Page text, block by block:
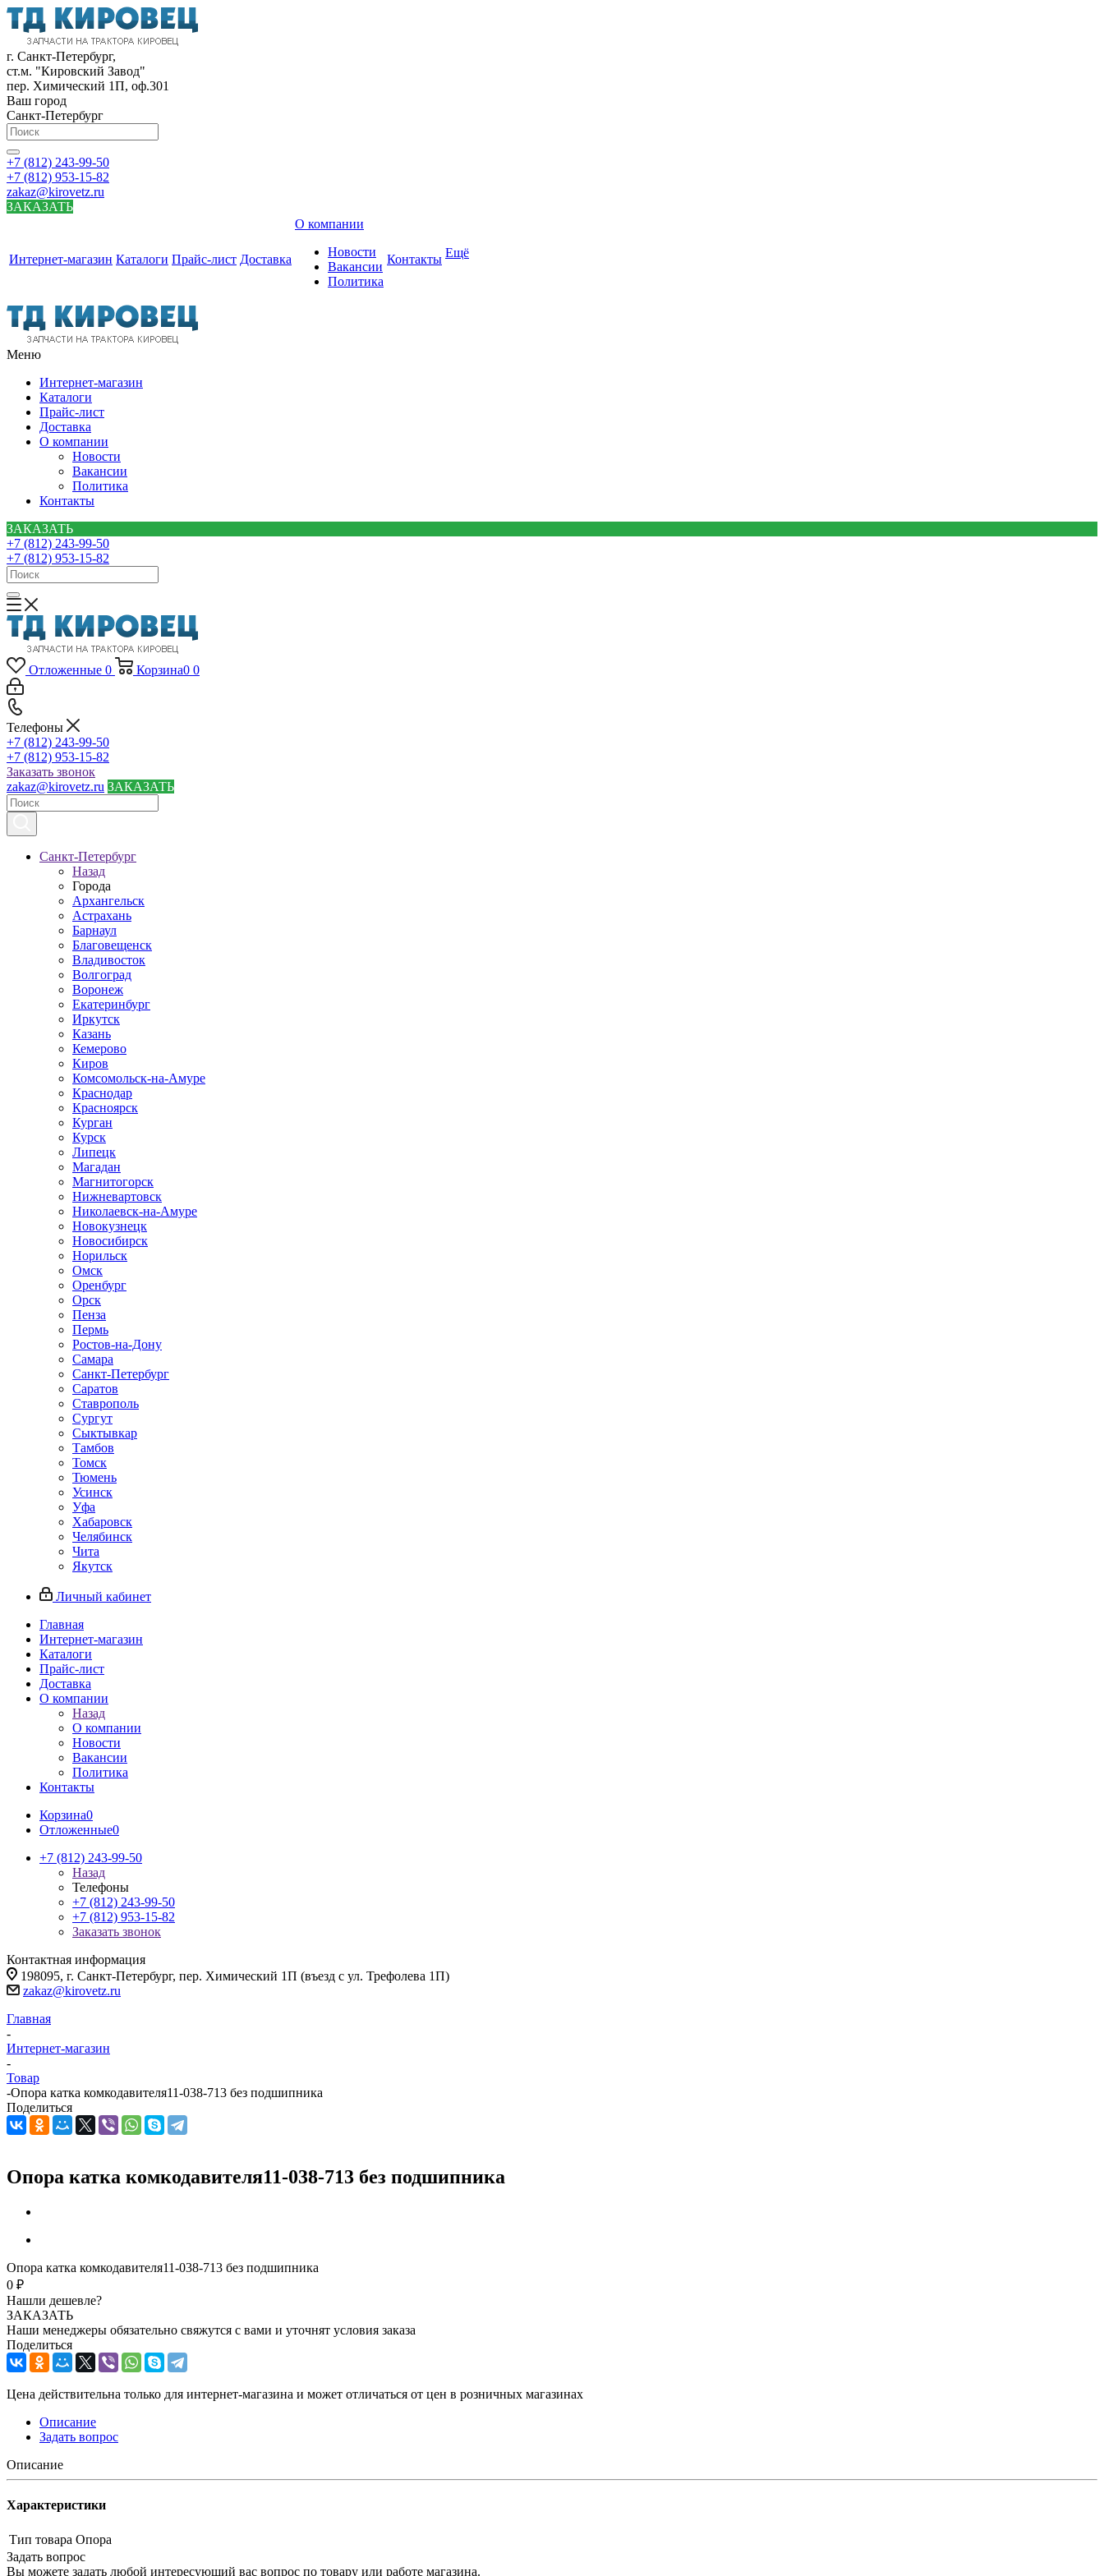
г. Санкт-Петербург,
ст.м. "Кировский Завод"
пер. Химический 1П, оф.301
Ваш город
Санкт-Петербург
+7 (812) 243-99-50
+7 (812) 953-15-82
zakaz@kirovetz.ru
ЗАКАЗАТЬ
Интернет-магазин Каталоги Прайс-лист Доставка
О компании
Новости
Вакансии
Политика
Контакты Ещё
Меню
Интернет-магазин
Каталоги
Прайс-лист
Доставка
О компании
Новости
Вакансии
Политика
Контакты
ЗАКАЗАТЬ
+7 (812) 243-99-50
+7 (812) 953-15-82
Отложенные 0 Корзина0 0
Телефоны
+7 (812) 243-99-50
+7 (812) 953-15-82
Заказать звонок
zakaz@kirovetz.ru ЗАКАЗАТЬ
Санкт-Петербург
Назад
Города
Архангельск
Астрахань
Барнаул
Благовещенск
Владивосток
Волгоград
Воронеж
Екатеринбург
Иркутск
Казань
Кемерово
Киров
Комсомольск-на-Амуре
Краснодар
Красноярск
Курган
Курск
Липецк
Магадан
Магнитогорск
Нижневартовск
Николаевск-на-Амуре
Новокузнецк
Новосибирск
Норильск
Омск
Оренбург
Орск
Пенза
Пермь
Ростов-на-Дону
Самара
Санкт-Петербург
Саратов
Ставрополь
Сургут
Сыктывкар
Тамбов
Томск
Тюмень
Усинск
Уфа
Хабаровск
Челябинск
Чита
Якутск
Личный кабинет
Главная
Интернет-магазин
Каталоги
Прайс-лист
Доставка
О компании
Назад
О компании
Новости
Вакансии
Политика
Контакты
Корзина0
Отложенные0
+7 (812) 243-99-50
Назад
Телефоны
+7 (812) 243-99-50
+7 (812) 953-15-82
Заказать звонок
Контактная информация
198095, г. Санкт-Петербург, пер. Химический 1П (въезд с ул. Трефолева 1П)
zakaz@kirovetz.ru
Главная
-
Интернет-магазин
-
Товар
-Опора катка комкодавителя11-038-713 без подшипника
Поделиться
Опора катка комкодавителя11-038-713 без подшипника
Опора катка комкодавителя11-038-713 без подшипника
0 ₽
Нашли дешевле?
ЗАКАЗАТЬ
Наши менеджеры обязательно свяжутся с вами и уточнят условия заказа
Поделиться
Цена действительна только для интернет-магазина и может отличаться от цен в розничных магазинах
Описание
Задать вопрос
Описание
Характеристики
Тип товара Опора
Задать вопрос
Вы можете задать любой интересующий вас вопрос по товару или работе магазина.